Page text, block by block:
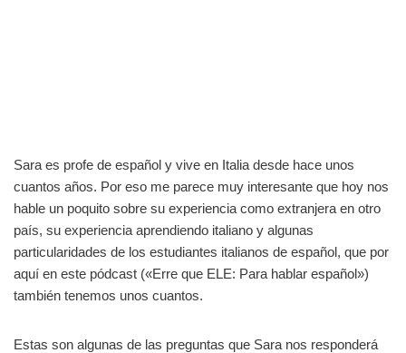
Sara es profe de español y vive en Italia desde hace unos
cuantos años. Por eso me parece muy interesante que hoy nos
hable un poquito sobre su experiencia como extranjera en otro
país, su experiencia aprendiendo italiano y algunas
particularidades de los estudiantes italianos de español, que por
aquí en este pódcast («Erre que ELE: Para hablar español»)
también tenemos unos cuantos.
Estas son algunas de las preguntas que Sara nos responderá